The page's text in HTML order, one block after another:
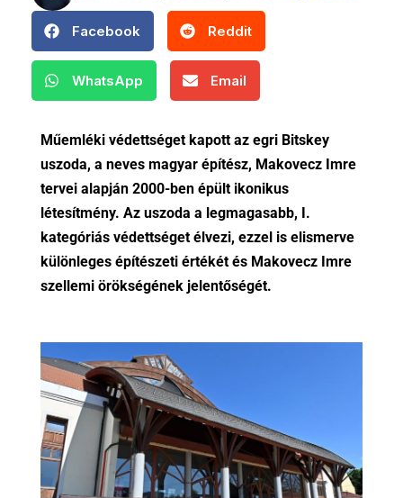
Facebook Reddit
WhatsApp Email
Műemléki védettséget kapott az egri Bitskey
uszoda, a neves magyar építész, Makovecz Imre
tervei alapján 2000-ben épült ikonikus
létesítmény. Az uszoda a legmagasabb, I.
kategóriás védettséget élvezi, ezzel is elismerve
különleges építészeti értékét és Makovecz Imre
szellemi örökségének jelentőségét.